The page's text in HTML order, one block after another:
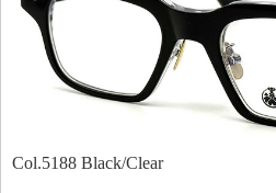
Col.5188 Black/Clear